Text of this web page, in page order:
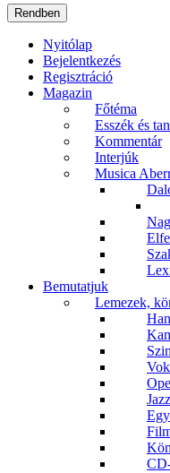
Nyitólap
Bejelentkezés
Regisztráció
Magazin
Főtéma
Esszék és
Kommentár
Interjúk
Musica
Bemutatjuk
Lemezek,
Jazz